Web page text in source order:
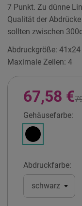
7 Punkt. Zu dünne
Qualität der
sollten zwischen
Abdruckgröße:
Maximale Zeilen: 4
67,58 €
Gehäusefarbe:
Schwarz
Abdruckfarbe: